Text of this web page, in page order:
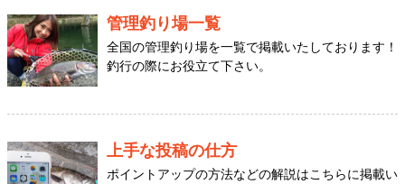
管理釣り場一覧
全国の管理釣り場を一覧で掲載いたしております！
釣行の際にお役立て下さい。
上手な投稿の仕方
ポイントアップの方法などの解説はこちらに掲載い